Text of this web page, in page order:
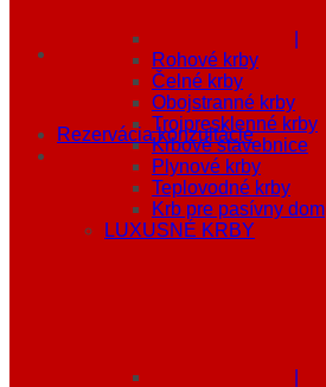
Rezervácia konzultácie
Rohové krby
Čelné krby
Obojstranné krby
Trojpresklenné krby
Krbové stavebnice
Plynové krby
Teplovodné krby
Krb pre pasívny dom
LUXUSNÉ KRBY